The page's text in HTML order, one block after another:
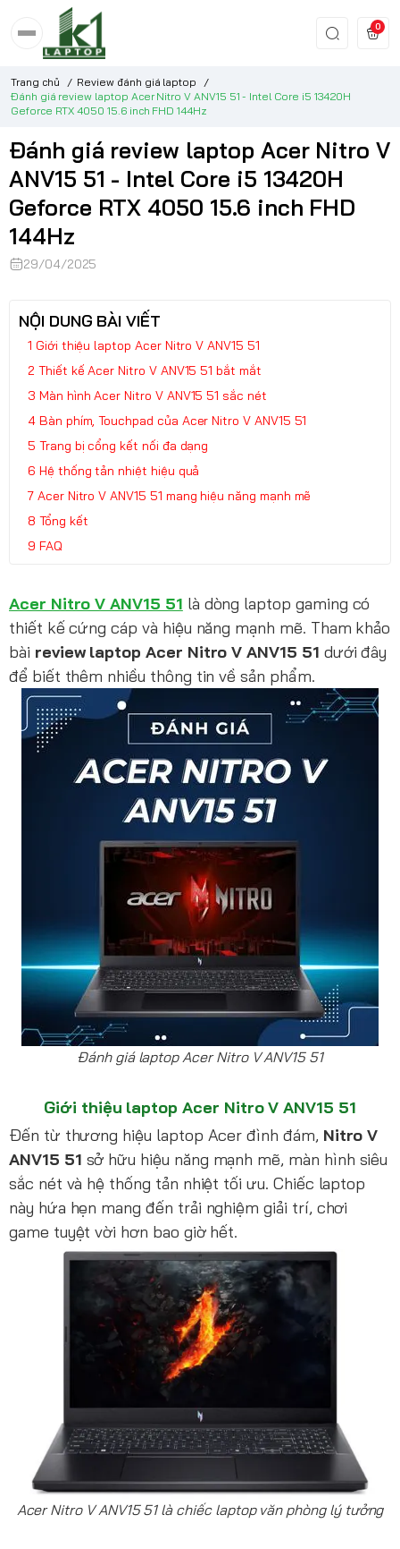
0
Trang chủ / Review đánh giá laptop
/
Đánh giá review laptop Acer Nitro V ANV15 51 - Intel Core i5 13420H
Geforce RTX 4050 15.6 inch FHD 144Hz
Đánh giá review laptop Acer Nitro V
ANV15 51 - Intel Core i5 13420H
Geforce RTX 4050 15.6 inch FHD
144Hz
29/04/2025
NỘI DUNG BÀI VIẾT
Giới thiệu laptop Acer Nitro V ANV15 51
Thiết kế Acer Nitro V ANV15 51 bắt mắt
Màn hình Acer Nitro V ANV15 51 sắc nét
Bàn phím, Touchpad của Acer Nitro V ANV15 51
Trang bị cổng kết nối đa dạng
Hệ thống tản nhiệt hiệu quả
Acer Nitro V ANV15 51 mang hiệu năng mạnh mẽ
Tổng kết
FAQ
Acer Nitro V ANV15 51 là dòng laptop gaming có
thiết kế cứng cáp và hiệu năng mạnh mẽ. Tham khảo
bài review laptop Acer Nitro V ANV15 51 dưới đây
để biết thêm nhiều thông tin về sản phẩm.
Đánh giá laptop Acer Nitro V ANV15 51
Giới thiệu laptop Acer Nitro V ANV15 51
Đến từ thương hiệu laptop Acer đình đám, Nitro V
ANV15 51 sở hữu hiệu năng mạnh mẽ, màn hình siêu
sắc nét và hệ thống tản nhiệt tối ưu. Chiếc laptop
này hứa hẹn mang đến trải nghiệm giải trí, chơi
game tuyệt vời hơn bao giờ hết.
Acer Nitro V ANV15 51 là chiếc laptop văn phòng lý tưởng